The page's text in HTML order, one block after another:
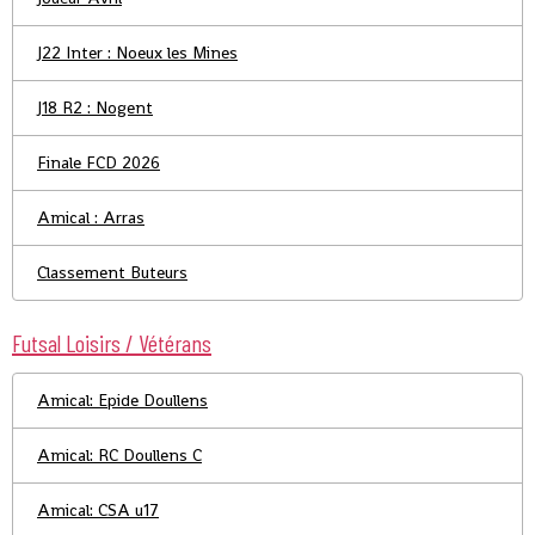
J22 Inter : Noeux les Mines
J18 R2 : Nogent
Finale FCD 2026
Amical : Arras
Classement Buteurs
Futsal Loisirs / Vétérans
Amical: Epide Doullens
Amical: RC Doullens C
Amical: CSA u17